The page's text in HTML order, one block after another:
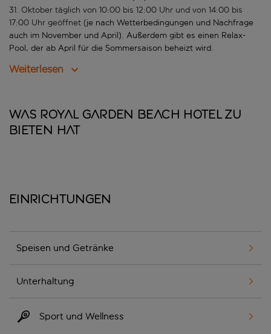
31. Oktober täglich von 10:00 bis 12:00 Uhr und von 14:00 bis
17:00 Uhr geöffnet (je nach Wetterbedingungen und Nachfrage
auch im November und April). Außerdem gibt es einen Relax-
Pool, der ab April für die Sommersaison beheizt wird.
Weiterlesen
Was Royal Garden Beach Hotel zu
bieten hat
Einrichtungen
Speisen und Getränke
Unterhaltung
Sport und Wellness